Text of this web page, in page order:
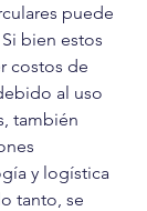
puede
bien estos
costos de
al uso
también
y logística
tanto, se